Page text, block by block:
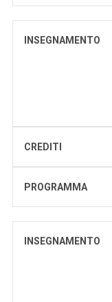
INSEGNAMENTO
CREDITI
PROGRAMMA
INSEGNAMENTO